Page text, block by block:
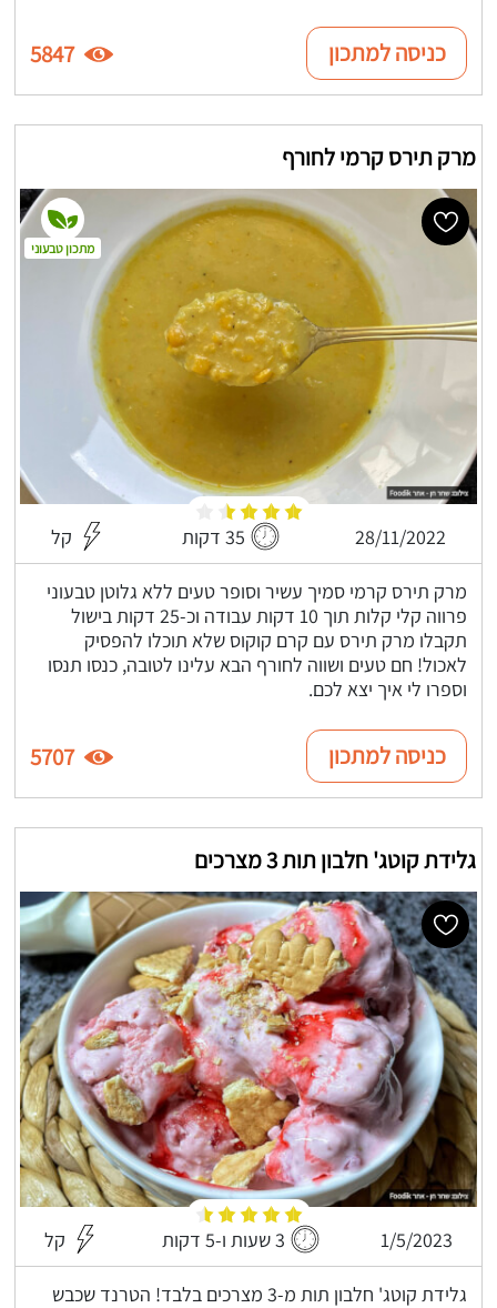
כניסה למתכון 5847
מרק תירס קרמי לחורף
28/11/2022 35 דקות קל
מרק תירס קרמי סמיך עשיר וסופר טעים ללא גלוטן טבעוני
פרווה קלי קלות תוך 10 דקות עבודה וכ-25 דקות בישול
תקבלו מרק תירס עם קרם קוקוס שלא תוכלו להפסיק
לאכול! חם טעים ושווה לחורף הבא עלינו לטובה, כנסו תנסו
וספרו לי איך יצא לכם.
מתכון טבעוני
כניסה למתכון 5707
גלידת קוטג' חלבון תות 3 מצרכים
1/5/2023 3 שעות ו-5 דקות קל
גלידת קוטג' חלבון תות מ-3 מצרכים בלבד! הטרנד שכבש